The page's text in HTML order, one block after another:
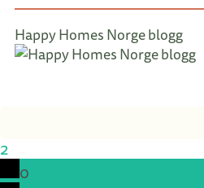
Happy Homes Norge blogg
2
0